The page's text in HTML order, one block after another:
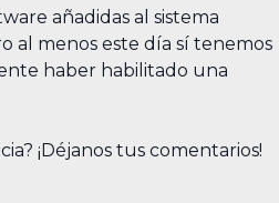
añadidas al sistema
al menos este día sí tenemos
haber habilitado una
¡Déjanos tus comentarios!